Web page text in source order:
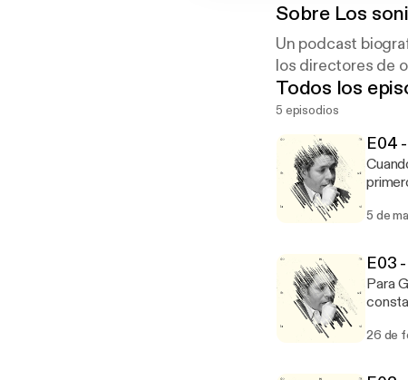
Sobre Los
Un podcast
los directores de
Todos los
5 episodios
E04
de
un
rico
5 de
E03
Para
26 de